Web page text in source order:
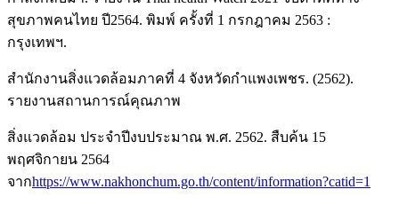
สุขภาพคนไทย ปี2564. พิมพ์ ครั้งที่ 1 กรกฎาคม 2563 :
กรุงเทพฯ.
สำนักงานสิ่งแวดล้อมภาคที่ 4 จังหวัดกำแพงเพชร. (2562).
รายงานสถานการณ์คุณภาพ
สิ่งแวดล้อม ประจำปีงบประมาณ พ.ศ. 2562. สืบค้น 15
พฤศจิกายน 2564
จากhttps://www.nakhonchum.go.th/content/information?catid=1